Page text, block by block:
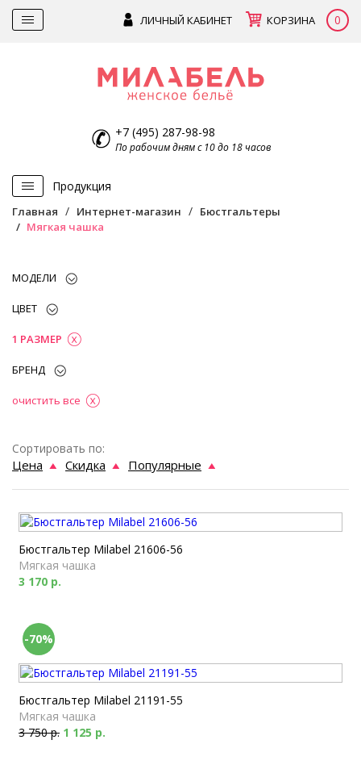
ЛИЧНЫЙ КАБИНЕТ КОРЗИНА 0
+7 (495) 287-98-98
По рабочим дням с 10 до 18 часов
Продукция
Главная Интернет-магазин
Бюстгальтеры
Мягкая чашка
МОДЕЛИ
ЦВЕТ
1 РАЗМЕР
БРЕНД
очистить все
Сортировать по:
Цена Скидка Популярные
Бюстгальтер Milabel 21606-56
Мягкая чашка
3 170 р.
-70%
Бюстгальтер Milabel 21191-55
Мягкая чашка
3 750 р. 1 125 р.